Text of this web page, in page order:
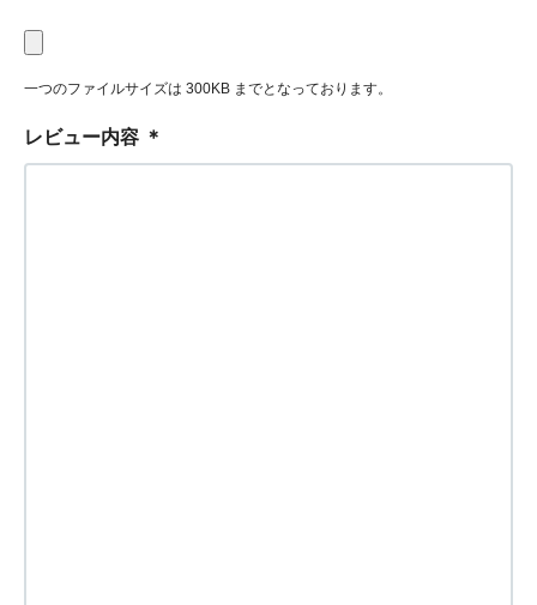
一つのファイルサイズは 300KB までとなっております。
レビュー内容 ＊